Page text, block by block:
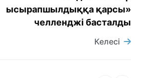
ысырапшылдыққа қарсы»
челленджі басталды
Келесі